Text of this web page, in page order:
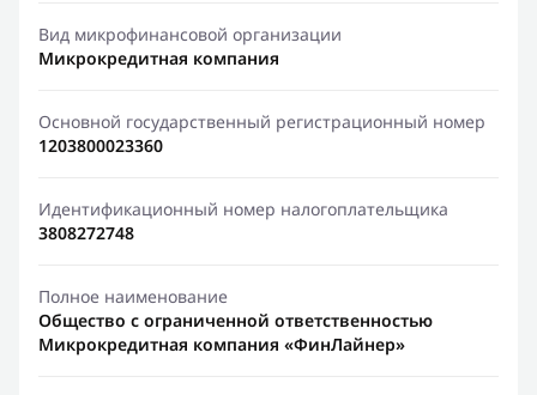
Вид микрофинансовой организации
Микрокредитная компания
Основной государственный регистрационный номер
1203800023360
Идентификационный номер налогоплательщика
3808272748
Полное наименование
Общество с ограниченной ответственностью
Микрокредитная компания «ФинЛайнер»